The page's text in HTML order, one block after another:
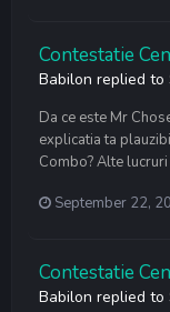
Contestatie
Babilon replied to
Da ce este Mr
explicatia ta
Combo? Alte lucruri
September 22,
Contestatie
Babilon replied to